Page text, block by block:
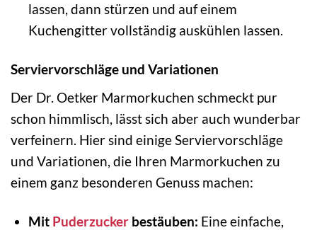
lassen, dann stürzen und auf einem
Kuchengitter vollständig auskühlen lassen.
Serviervorschläge und Variationen
Der Dr. Oetker Marmorkuchen schmeckt pur
schon himmlisch, lässt sich aber auch wunderbar
verfeinern. Hier sind einige Serviervorschläge
und Variationen, die Ihren Marmorkuchen zu
einem ganz besonderen Genuss machen:
Mit Puderzuckerbestäuben: Eine einfache,